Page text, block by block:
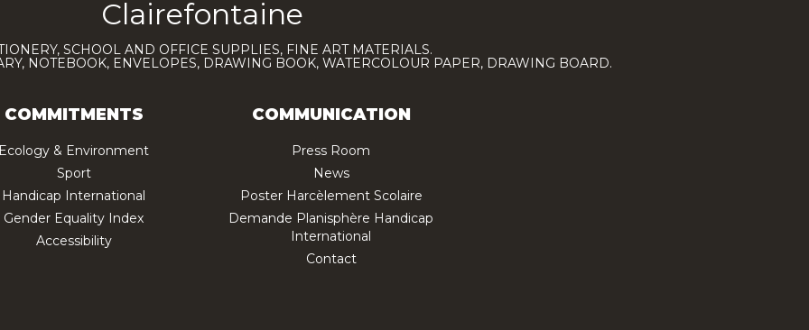
Clairefontaine
SCHOOL AND OFFICE SUPPLIES, FINE ART MATERIALS.
NOTEBOOK, ENVELOPES, DRAWING BOOK, WATERCOLOUR PAPER, DRAWING BOARD.
COMMITMENTS
& Environment
Sport
Handicap International
Gender Equality Index
Accessibility
COMMUNICATION
Press Room
News
Poster Harcèlement Scolaire
Demande Planisphère Handicap
International
Contact